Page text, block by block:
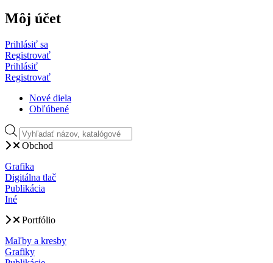
Môj účet
Prihlásiť sa
Registrovať
Prihlásiť
Registrovať
Nové diela
Obľúbené
Products
search
Obchod
Grafika
Digitálna tlač
Publikácia
Iné
Portfólio
Maľby a kresby
Grafiky